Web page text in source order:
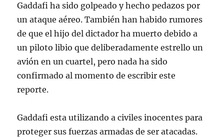
Gaddafi ha sido golpeado y hecho pedazos por
un ataque aéreo. También han habido rumores
de que el hijo del dictador ha muerto debido a
un piloto libio que deliberadamente estrello un
avión en un cuartel, pero nada ha sido
confirmado al momento de escribir este
reporte.
Gaddafi esta utilizando a civiles inocentes para
proteger sus fuerzas armadas de ser atacadas.